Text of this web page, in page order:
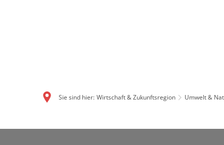
Sie sind hier: Wirtschaft & Zukunftsregion Umwelt &